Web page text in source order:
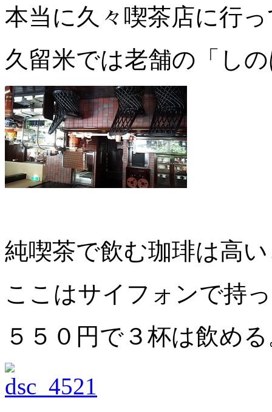
本当に久々喫茶店に行
久留米では老舗の「し
純喫茶で飲む珈琲は高
ここはサイフォンで持
５５０円で３杯は飲め